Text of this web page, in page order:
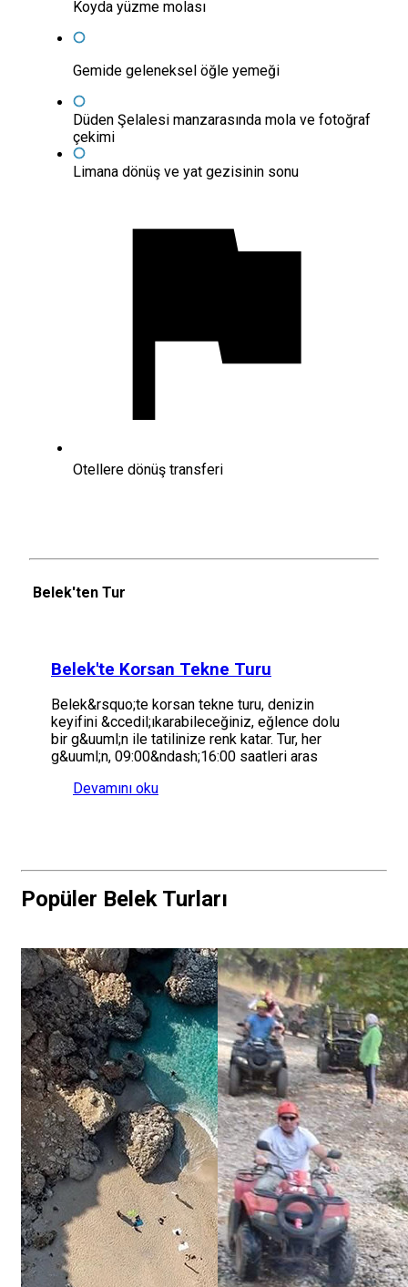
Koyda yüzme molası
Gemide geleneksel öğle yemeği
Düden Şelalesi manzarasında mola ve fotoğraf
çekimi
Limana dönüş ve yat gezisinin sonu
Otellere dönüş transferi
Belek'ten Tur
Belek'te Korsan Tekne Turu
Belek&rsquo;te korsan tekne turu, denizin
keyifini &ccedil;ıkarabileceğiniz, eğlence dolu
bir g&uuml;n ile tatilinize renk katar. Tur, her
g&uuml;n, 09:00&ndash;16:00 saatleri aras
Devamını oku
Popüler Belek Turları